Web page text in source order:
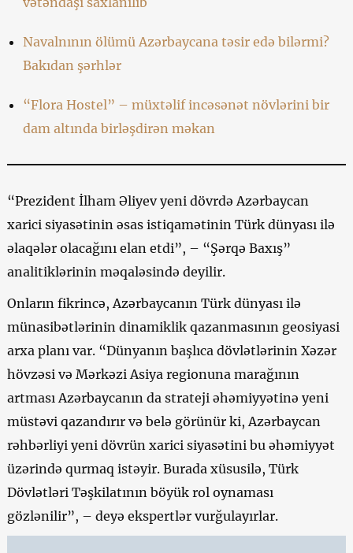
Navalnının ölümü Azərbaycana təsir edə bilərmi?
Bakıdan şərhlər
“Flora Hostel” – müxtəlif incəsənət növlərini bir
dam altında birləşdirən məkan
“Prezident İlham Əliyev yeni dövrdə Azərbaycan
xarici siyasətinin əsas istiqamətinin Türk dünyası ilə
əlaqələr olacağını elan etdi”, – “Şərqə Baxış”
analitiklərinin məqaləsində deyilir.
Onların fikrincə, Azərbaycanın Türk dünyası ilə
münasibətlərinin dinamiklik qazanmasının geosiyasi
arxa planı var. “Dünyanın başlıca dövlətlərinin Xəzər
hövzəsi və Mərkəzi Asiya regionuna marağının
artması Azərbaycanın da strateji əhəmiyyətinə yeni
müstəvi qazandırır və belə görünür ki, Azərbaycan
rəhbərliyi yeni dövrün xarici siyasətini bu əhəmiyyət
üzərində qurmaq istəyir. Burada xüsusilə, Türk
Dövlətləri Təşkilatının böyük rol oynaması
gözlənilir”, – deyə ekspertlər vurğulayırlar.